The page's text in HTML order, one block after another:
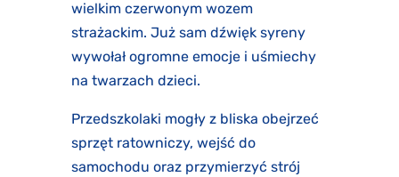
wielkim czerwonym wozem
strażackim. Już sam dźwięk syreny
wywołał ogromne emocje i uśmiechy
na twarzach dzieci.
Przedszkolaki mogły z bliska obejrzeć
sprzęt ratowniczy, wejść do
samochodu oraz przymierzyć strój